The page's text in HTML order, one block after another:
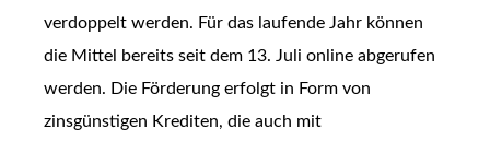
verdoppelt werden. Für das laufende Jahr können
die Mittel bereits seit dem 13. Juli online abgerufen
werden. Die Förderung erfolgt in Form von
zinsgünstigen Krediten, die auch mit